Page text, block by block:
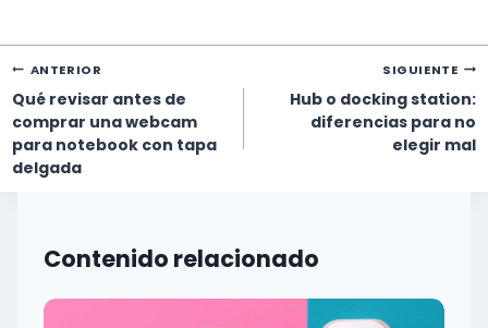
Navegación
de
entradas
ANTERIOR
Qué revisar antes de
comprar una webcam
para notebook con tapa
delgada
SIGUIENTE
Hub o docking station:
diferencias para no
elegir mal
Contenido relacionado